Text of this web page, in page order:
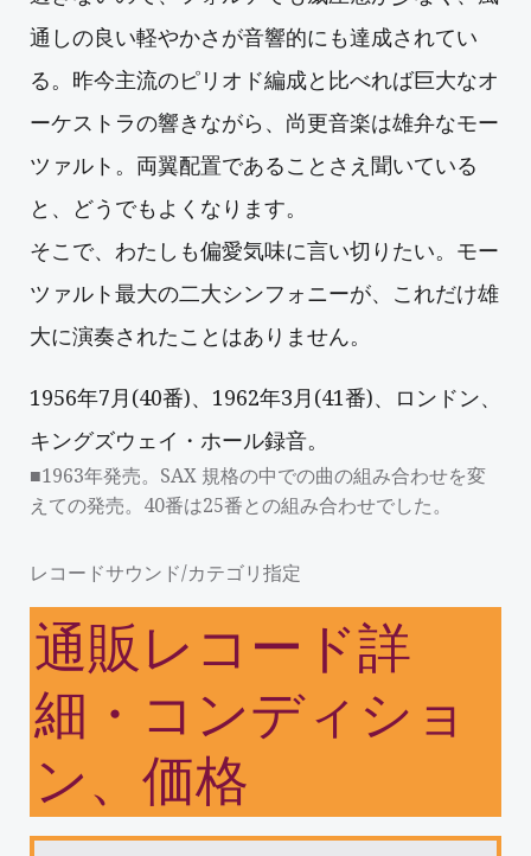
通しの良い軽やかさが音響的にも達成されてい
る。昨今主流のピリオド編成と比べれば巨大なオ
ーケストラの響きながら、尚更音楽は雄弁なモー
ツァルト。両翼配置であることさえ聞いている
と、どうでもよくなります。
そこで、わたしも偏愛気味に言い切りたい。モー
ツァルト最大の二大シンフォニーが、これだけ雄
大に演奏されたことはありません。
1956年7月(40番)、1962年3月(41番)、ロンドン、
キングズウェイ・ホール録音。
■1963年発売。SAX 規格の中での曲の組み合わせを変
えての発売。40番は25番との組み合わせでした。
レコードサウンド/カテゴリ指定
通販レコード詳
細・コンディショ
ン、価格